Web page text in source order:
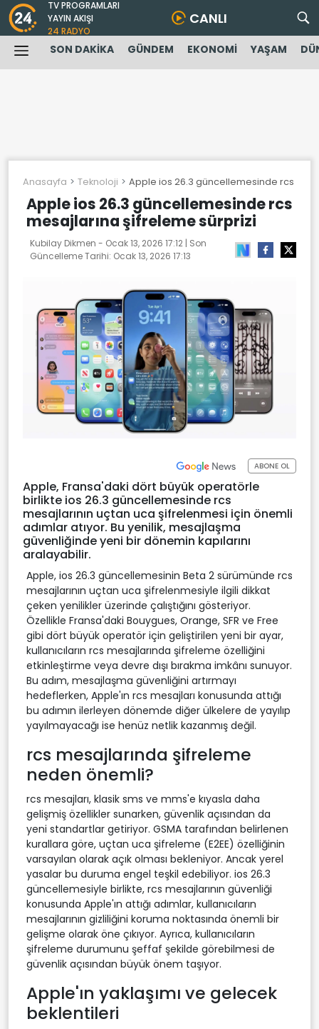
TV PROGRAMLARI
YAYIN AKIŞI
24 RADYO
CANLI
SON DAKİKA GÜNDEM EKONOMİ YAŞAM
Anasayfa Teknoloji Apple ios 26.3 güncellemesinde rcs
Apple ios 26.3 güncellemesinde rcs
mesajlarına şifreleme sürprizi
Kubilay Dikmen - Ocak 13, 2026 17:12 | Son
Güncelleme Tarihi: Ocak 13, 2026 17:13
ABONE OL
Apple, Fransa'daki dört büyük operatörle
birlikte ios 26.3 güncellemesinde rcs
mesajlarının uçtan uca şifrelenmesi için önemli
adımlar atıyor. Bu yenilik, mesajlaşma
güvenliğinde yeni bir dönemin kapılarını
aralayabilir.
Apple, ios 26.3 güncellemesinin Beta 2 sürümünde rcs
mesajlarının uçtan uca şifrelenmesiyle ilgili dikkat
çeken yenilikler üzerinde çalıştığını gösteriyor.
Özellikle Fransa'daki Bouygues, Orange, SFR ve Free
gibi dört büyük operatör için geliştirilen yeni bir ayar,
kullanıcıların rcs mesajlarında şifreleme özelliğini
etkinleştirme veya devre dışı bırakma imkânı sunuyor.
Bu adım, mesajlaşma güvenliğini artırmayı
hedeflerken, Apple'ın rcs mesajları konusunda attığı
bu adımın ilerleyen dönemde diğer ülkelere de yayılıp
yayılmayacağı ise henüz netlik kazanmış değil.
rcs mesajlarında şifreleme
neden önemli?
rcs mesajları, klasik sms ve mms'e kıyasla daha
gelişmiş özellikler sunarken, güvenlik açısından da
yeni standartlar getiriyor. GSMA tarafından belirlenen
kurallara göre, uçtan uca şifreleme (E2EE) özelliğinin
varsayılan olarak açık olması bekleniyor. Ancak yerel
yasalar bu duruma engel teşkil edebiliyor. ios 26.3
güncellemesiyle birlikte, rcs mesajlarının güvenliği
konusunda Apple'ın attığı adımlar, kullanıcıların
mesajlarının gizliliğini koruma noktasında önemli bir
gelişme olarak öne çıkıyor. Ayrıca, kullanıcıların
şifreleme durumunu şeffaf şekilde görebilmesi de
güvenlik açısından büyük önem taşıyor.
Apple'ın yaklaşımı ve gelecek
beklentileri